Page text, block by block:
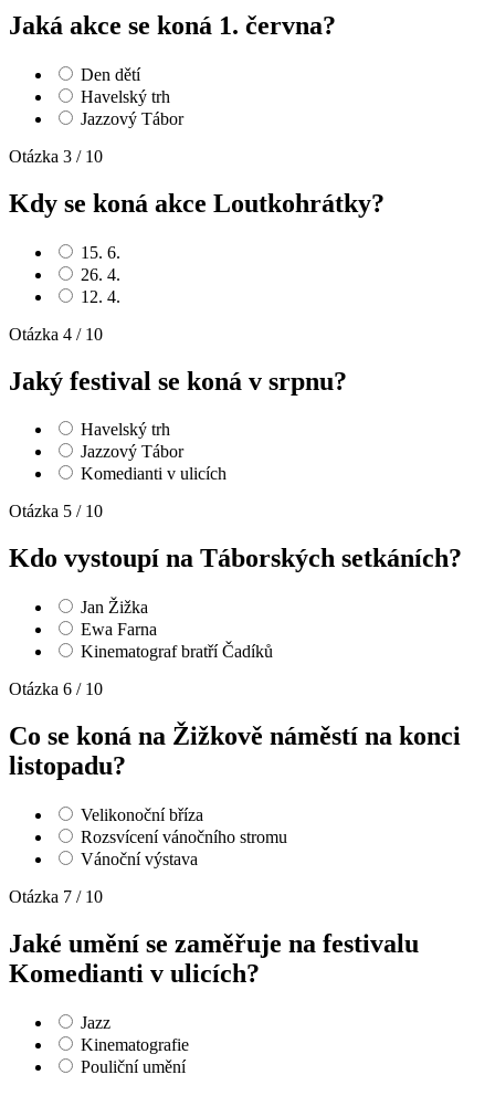
Jaká akce se koná 1. června?
Den dětí
Havelský trh
Jazzový Tábor
Otázka 3 / 10
Kdy se koná akce Loutkohrátky?
15. 6.
26. 4.
12. 4.
Otázka 4 / 10
Jaký festival se koná v srpnu?
Havelský trh
Jazzový Tábor
Komedianti v ulicích
Otázka 5 / 10
Kdo vystoupí na Táborských setkáních?
Jan Žižka
Ewa Farna
Kinematograf bratří Čadíků
Otázka 6 / 10
Co se koná na Žižkově náměstí na konci
listopadu?
Velikonoční bříza
Rozsvícení vánočního stromu
Vánoční výstava
Otázka 7 / 10
Jaké umění se zaměřuje na festivalu
Komedianti v ulicích?
Jazz
Kinematografie
Pouliční umění